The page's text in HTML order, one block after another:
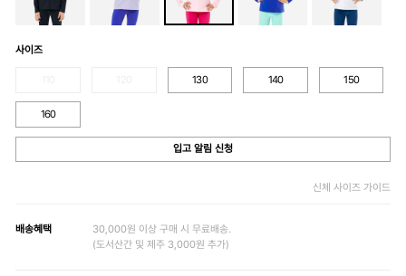
사이즈
130 140 150
160
입고 알림 신청
신체 사이즈 가이드
배송혜택
30,000원 이상 구매 시 무료배송.
(도서산간 및 제주 3,000원 추가)